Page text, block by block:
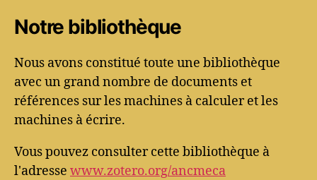
Notre bibliothèque
Nous avons constitué toute une bibliothèque
avec un grand nombre de documents et
références sur les machines à calculer et les
machines à écrire.
Vous pouvez consulter cette bibliothèque à
l'adresse www.zotero.org/ancmeca